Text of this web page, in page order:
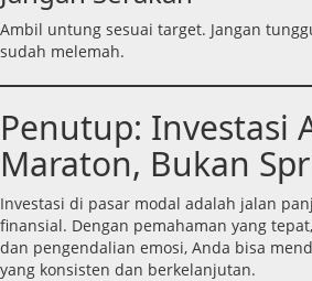
Ambil untung sesuai target. Jangan
sudah melemah.
Penutup: Investasi
Maraton, Bukan
Investasi di pasar modal adalah jalan
finansial. Dengan pemahaman yang
dan pengendalian emosi, Anda bisa
yang konsisten dan berkelanjutan.